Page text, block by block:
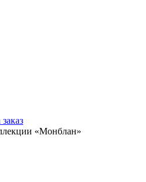
«Монблан»